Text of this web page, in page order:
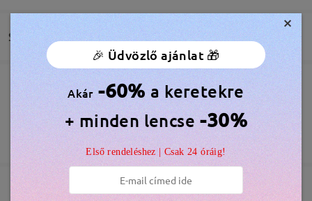
which they arrived.
by Mrs Honest Opinion on Aug 2 , 2026
Olvassa el az összes
véleményt
Írjon egy véleményt
Szállítás
Megrendelés leadva
feldolgozási idő
5-7 munkanap részletek
Elküldve
Ingyenes Karcálló Lencsebevonat Tartozék
60 Napos Visszatérítés és Csere
365 Napos Garancia
Bővebben
×
🎉 Üdvözlő ajánlat 🎁
Akár -60% a keretekre
+ minden lencse -30%
Első rendeléshez | Csak 24 óráig!